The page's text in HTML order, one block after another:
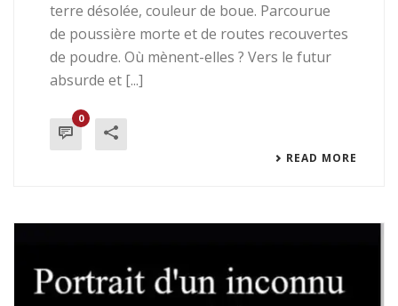
terre désolée, couleur de boue. Parcourue
de poussière morte et de routes recouvertes
de poudre. Où mènent-elles ? Vers le futur
absurde et [...]
0
READ MORE